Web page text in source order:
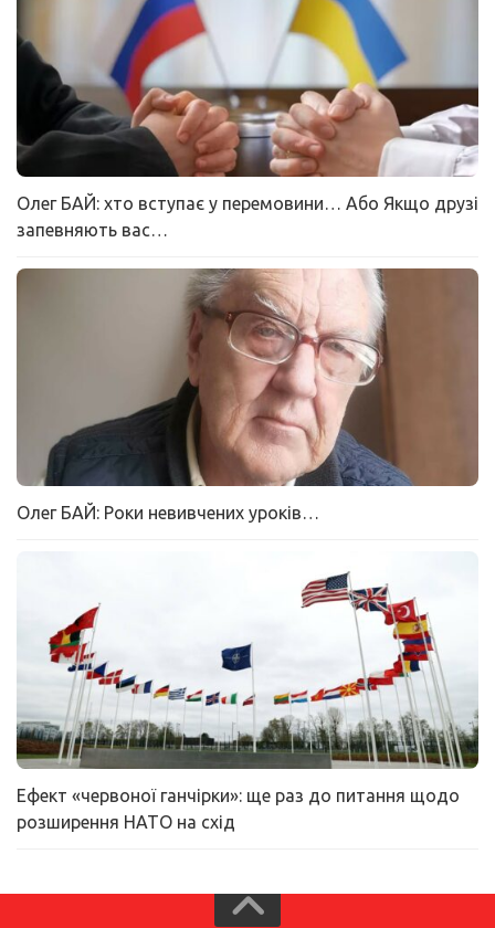
Олег БАЙ: хто вступає у перемовини… Або Якщо друзі
запевняють вас…
Олег БАЙ: Роки невивчених уроків…
Ефект «червоної ганчірки»: ще раз до питання щодо
розширення НАТО на схід